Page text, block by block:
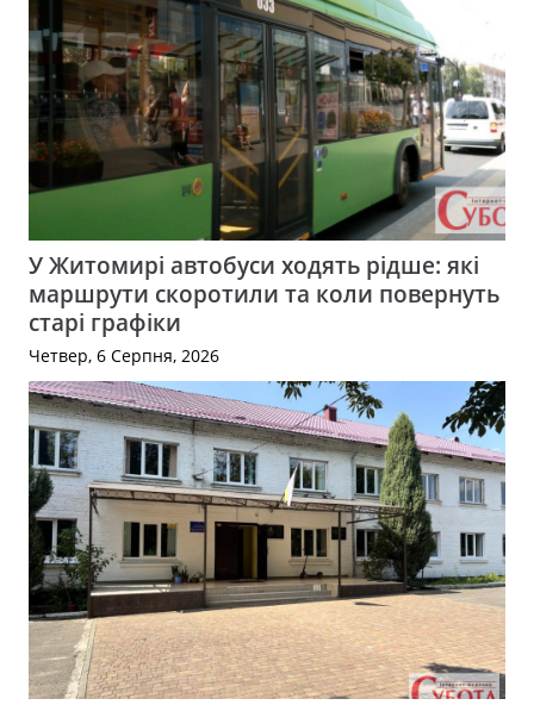
У Житомирі автобуси ходять рідше: які
маршрути скоротили та коли повернуть
старі графіки
Четвер, 6 Серпня, 2026